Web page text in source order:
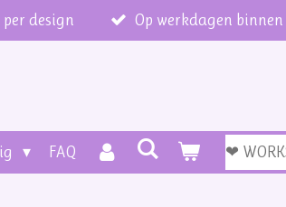
design Op werkdagen
FAQ ❤